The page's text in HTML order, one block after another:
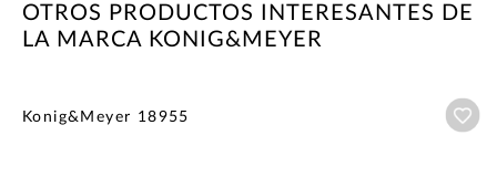
OTROS PRODUCTOS INTERESANTES DE
LA MARCA KONIG&MEYER
Konig&Meyer 18955